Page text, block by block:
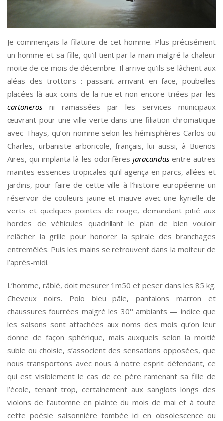
Je commençais la filature de cet homme. Plus précisément
un homme et sa fille, qu’il tient par la main malgré la chaleur
moite de ce mois de décembre. Il arrive qu’ils se lâchent aux
aléas des trottoirs : passant arrivant en face, poubelles
placées là aux coins de la rue et non encore triées par les
cartoneros ni ramassées par les services municipaux
œuvrant pour une ville verte dans une filiation chromatique
avec Thays, qu’on nomme selon les hémisphères Carlos ou
Charles, urbaniste arboricole, français, lui aussi, à Buenos
Aires, qui implanta là les odorifères jaracandasentre autres
maintes essences tropicales qu’il agença en parcs, allées et
jardins, pour faire de cette ville à l’histoire européenne un
réservoir de couleurs jaune et mauve avec une kyrielle de
verts et quelques pointes de rouge, demandant pitié aux
hordes de véhicules quadrillant le plan de bien vouloir
relâcher la grille pour honorer la spirale des branchages
entremêlés. Puis les mains se retrouvent dans la moiteur de
l’après-midi.
L’homme, râblé, doit mesurer 1m50 et peser dans les 85 kg.
Cheveux noirs. Polo bleu pâle, pantalons marron et
chaussures fourrées malgré les 30° ambiants — indice que
les saisons sont attachées aux noms des mois qu’on leur
donne de façon sphérique, mais auxquels selon la moitié
subie ou choisie, s’associent des sensations opposées, que
nous transportons avec nous à notre esprit défendant, ce
qui est visiblement le cas de ce père ramenant sa fille de
l’école, tenant trop, certainement aux sanglots longs des
violons de l’automne en plainte du mois de mai et à toute
cette poésie saisonnière tombée ici en obsolescence ou